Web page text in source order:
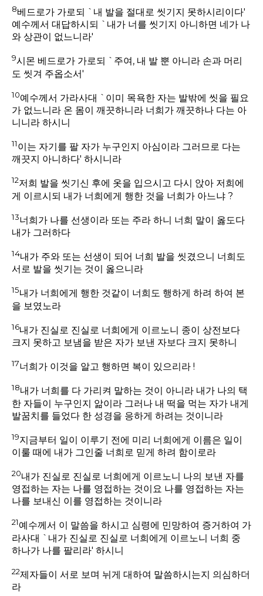
8베드로가 가로되 `내 발을 절대로 씻기지 못하시리이다'
예수께서 대답하시되 `내가 너를 씻기지 아니하면 네가 나
와 상관이 없느니라'
9시몬 베드로가 가로되 `주여, 내 발 뿐 아니라 손과 머리
도 씻겨 주옵소서'
10예수께서 가라사대 `이미 목욕한 자는 발밖에 씻을 필요
가 없느니라 온 몸이 깨끗하니라 너희가 깨끗하나 다는 아
니니라 하시니
11이는 자기를 팔 자가 누구인지 아심이라 그러므로 다는
깨끗지 아니하다' 하시니라
12저희 발을 씻기신 후에 옷을 입으시고 다시 앉아 저희에
게 이르시되 내가 너희에게 행한 것을 너희가 아느냐 ?
13너희가 나를 선생이라 또는 주라 하니 너희 말이 옳도다
내가 그러하다
14내가 주와 또는 선생이 되어 너희 발을 씻겼으니 너희도
서로 발을 씻기는 것이 옳으니라
15내가 너희에게 행한 것같이 너희도 행하게 하려 하여 본
을 보였노라
16내가 진실로 진실로 너희에게 이르노니 종이 상전보다
크지 못하고 보냄을 받은 자가 보낸 자보다 크지 못하니
17너희가 이것을 알고 행하면 복이 있으리라 !
18내가 너희를 다 가리켜 말하는 것이 아니라 내가 나의 택
한 자들이 누구인지 앎이라 그러나 내 떡을 먹는 자가 내게
발꿈치를 들었다 한 성경을 응하게 하려는 것이니라
19지금부터 일이 이루기 전에 미리 너희에게 이름은 일이
이룰 때에 내가 그인줄 너희로 믿게 하려 함이로라
20내가 진실로 진실로 너희에게 이르노니 나의 보낸 자를
영접하는 자는 나를 영접하는 것이요 나를 영접하는 자는
나를 보내신 이를 영접하는 것이니라
21예수께서 이 말씀을 하시고 심령에 민망하여 증거하여 가
라사대 `내가 진실로 진실로 너희에게 이르노니 너희 중
하나가 나를 팔리라' 하시니
22제자들이 서로 보며 뉘게 대하여 말씀하시는지 의심하더
라